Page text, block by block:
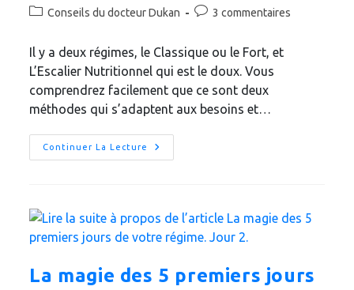
de
publiée :
PostConseils du docteur Dukan
Commentaires
publication :
3 commentaires
Il y a deux régimes, le Classique ou le Fort, et
L’Escalier Nutritionnel qui est le doux. Vous
comprendrez facilement que ce sont deux
méthodes qui s’adaptent aux besoins et…
Continuer La Lecture
Les
Bases
La magie des 5 premiers jours